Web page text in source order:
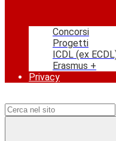
Concorsi
Progetti
ICDL (ex
Erasmus +
Privacy